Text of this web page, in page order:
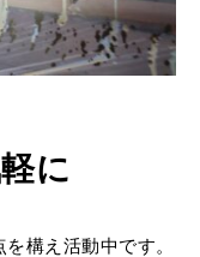
に
構え活動中です。